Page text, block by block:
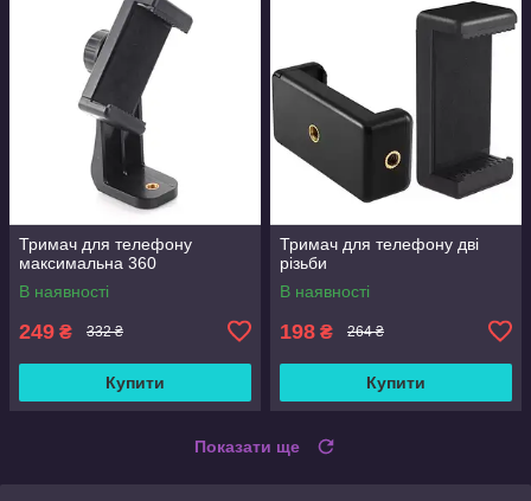
Тримач для телефону
максимальна 360
В наявності
249 ₴ 332 ₴
Купити
Тримач для телефону дві
різьби
В наявності
198 ₴ 264 ₴
Купити
Показати ще